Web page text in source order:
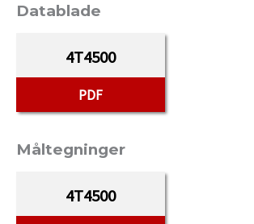
Datablade
4T4500
PDF
Måltegninger
4T4500